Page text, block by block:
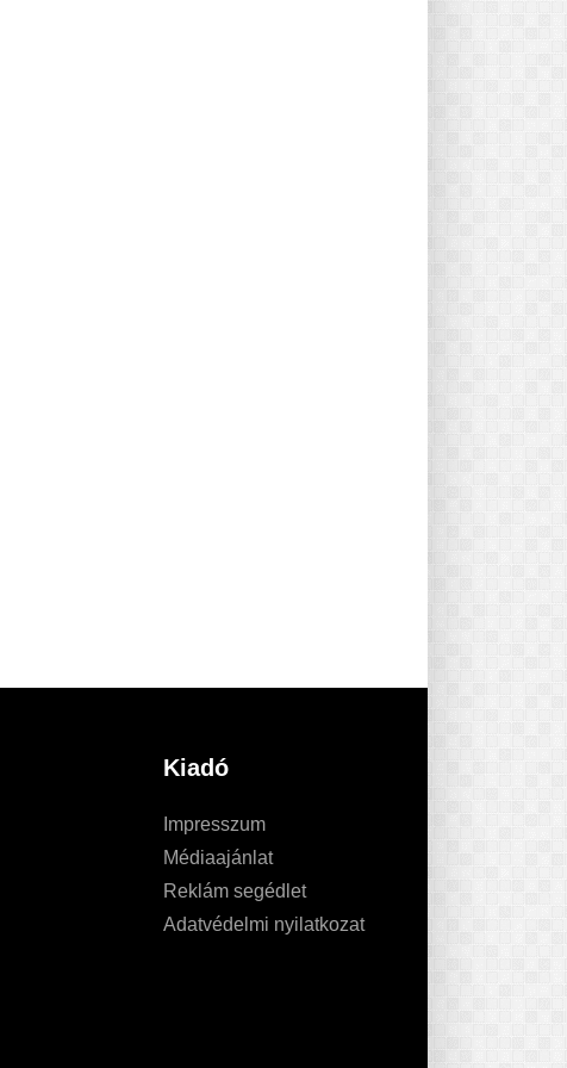
Kiadó
Impresszum
Médiaajánlat
Reklám segédlet
Adatvédelmi nyilatkozat